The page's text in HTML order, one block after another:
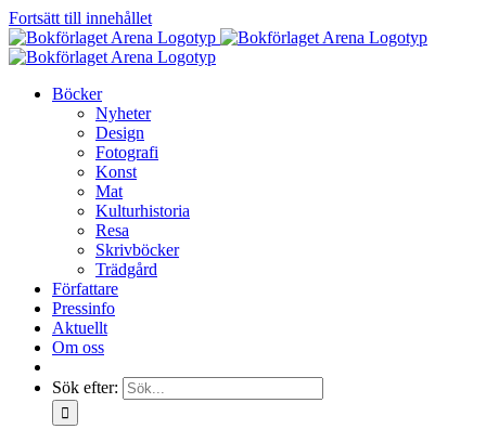
Fortsätt till innehållet
Böcker
Nyheter
Design
Fotografi
Konst
Mat
Kulturhistoria
Resa
Skrivböcker
Trädgård
Författare
Pressinfo
Aktuellt
Om oss
Sök efter: